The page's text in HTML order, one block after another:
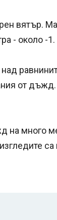
вятър.
- около -1.
от
много